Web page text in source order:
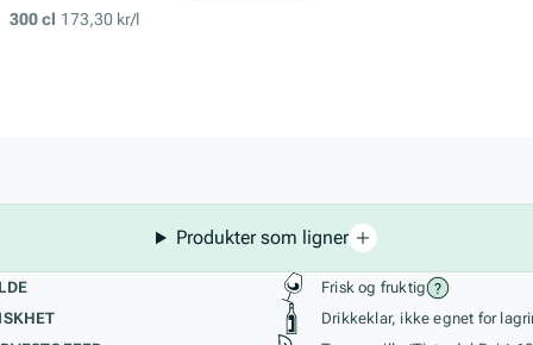
300 cl 173,30 kr/l
Produkter som ligner
Stil, lagring og
Frisk og fruktig
Drikkeklar, ikke egnet for